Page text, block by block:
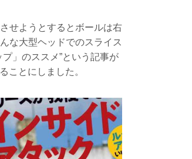
せようとするとボールは右
な大型ヘッドでのスライス
」のススメ”という記事が
ことにしました。